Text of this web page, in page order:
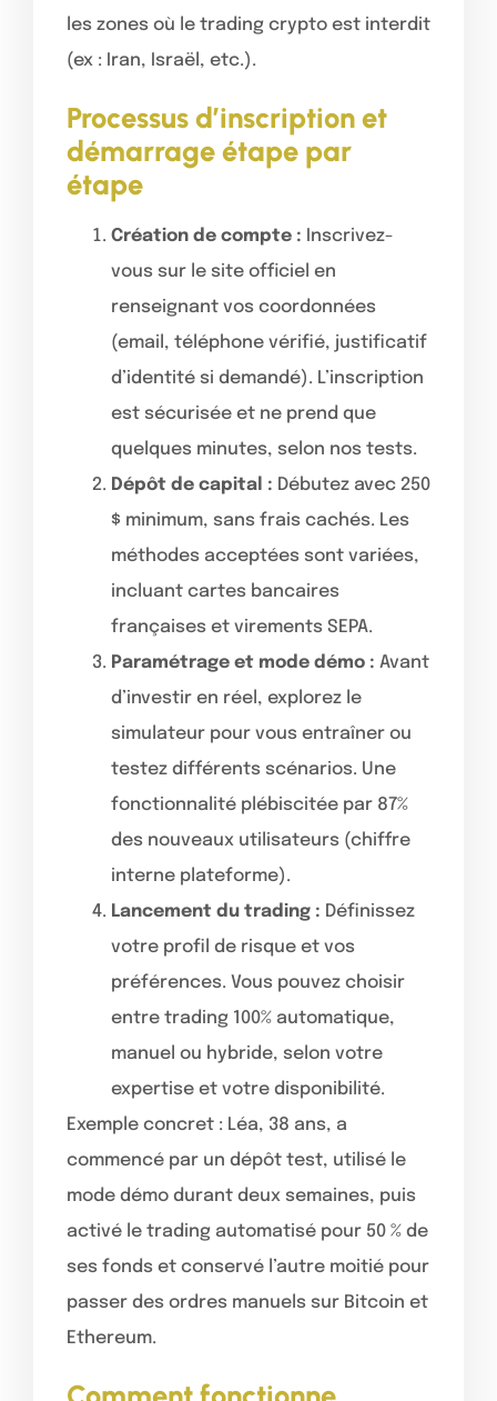
les zones où le trading crypto est interdit
(ex : Iran, Israël, etc.).
Processus d’inscription et
démarrage étape par
étape
Création de compte : Inscrivez-
vous sur le site officiel en
renseignant vos coordonnées
(email, téléphone vérifié, justificatif
d’identité si demandé). L’inscription
est sécurisée et ne prend que
quelques minutes, selon nos tests.
Dépôt de capital : Débutez avec 250
$ minimum, sans frais cachés. Les
méthodes acceptées sont variées,
incluant cartes bancaires
françaises et virements SEPA.
Paramétrage et mode démo : Avant
d’investir en réel, explorez le
simulateur pour vous entraîner ou
testez différents scénarios. Une
fonctionnalité plébiscitée par 87%
des nouveaux utilisateurs (chiffre
interne plateforme).
Lancement du trading : Définissez
votre profil de risque et vos
préférences. Vous pouvez choisir
entre trading 100% automatique,
manuel ou hybride, selon votre
expertise et votre disponibilité.
Exemple concret : Léa, 38 ans, a
commencé par un dépôt test, utilisé le
mode démo durant deux semaines, puis
activé le trading automatisé pour 50 % de
ses fonds et conservé l’autre moitié pour
passer des ordres manuels sur Bitcoin et
Ethereum.